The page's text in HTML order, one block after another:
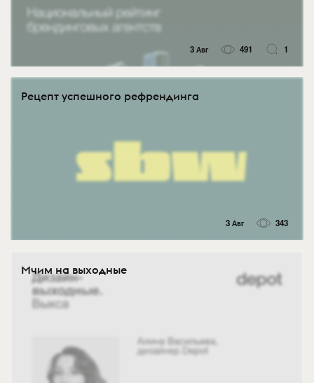
3 Авг 491 1
Рецепт успешного рефрендинга
3 Авг 343
Мчим на выходные